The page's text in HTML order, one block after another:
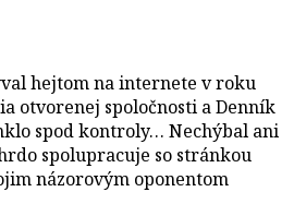
hejtom na internete v roku
otvorenej spoločnosti a Denník
spod kontroly… Nechýbal ani
spolupracuje so stránkou
názorovým oponentom